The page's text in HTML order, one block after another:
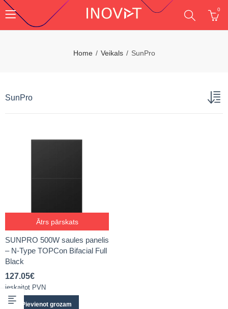
0
Home Veikals SunPro
SunPro
Ātrs pārskats
SUNPRO 500W saules panelis
– N-Type TOPCon Bifacial Full
Black
127.05€
ieskaitot PVN
Pievienot grozam